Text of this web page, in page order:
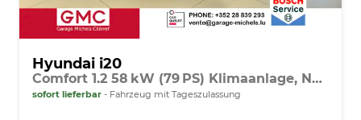
Hyundai i20
Comfort 1.2 58 kW (79 PS) Klimaanlage, Navigationssystem, Radio mit DAB, Apple CarPlay & Android Auto, Rückfahrkamera, Einparkhilfe hinten, Lichtsensor, Spurhalteassistent, Fernlichtassistent, Verkehrszeichenassistent uvm.
sofort lieferbar Fahrzeug mit Tageszulassung